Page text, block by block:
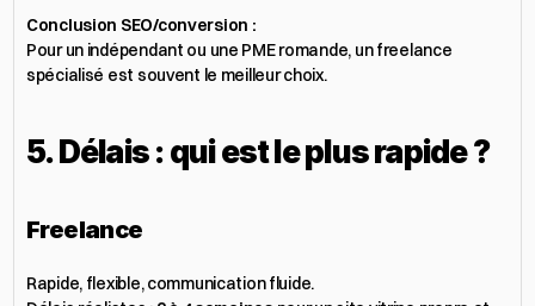
Conclusion SEO/conversion :
Pour un indépendant ou une PME romande, un freelance
spécialisé est souvent le meilleur choix.
5. Délais : qui est le plus rapide ?
Freelance
Rapide, flexible, communication fluide.